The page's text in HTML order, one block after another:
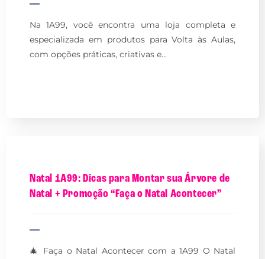
Na 1A99, você encontra uma loja completa e
especializada em produtos para Volta às Aulas,
com opções práticas, criativas e…
Natal 1A99: Dicas para Montar sua Árvore de
Natal + Promoção “Faça o Natal Acontecer”
🎄 Faça o Natal Acontecer com a 1A99 O Natal